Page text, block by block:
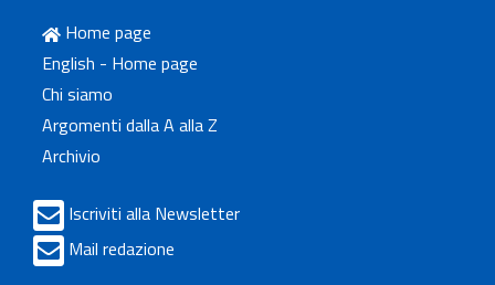
Home page
English - Home page
Chi siamo
Argomenti dalla A alla Z
Archivio
Iscriviti alla Newsletter
Mail redazione